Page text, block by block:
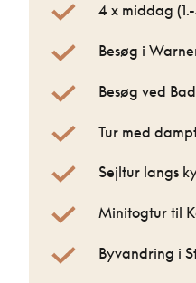
4 x middag
Besøg i
Besøg ved
Tur med
Sejltur langs
Minitogtur til
Byvandring i